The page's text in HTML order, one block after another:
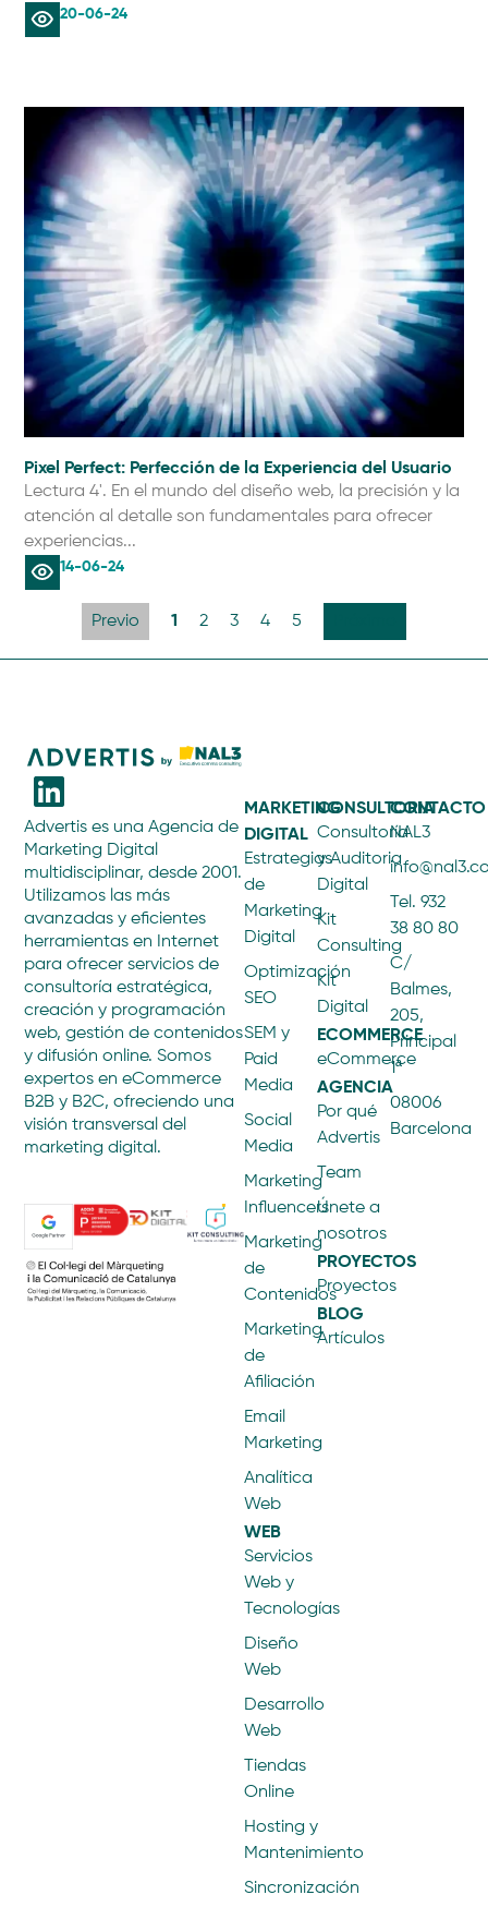
20-06-24
Pixel Perfect: Perfección de la Experiencia del Usuario
Lectura 4'. En el mundo del diseño web, la precisión y la
atención al detalle son fundamentales para ofrecer
experiencias...
14-06-24
Previo 1 2 3 4 5
Advertis es una Agencia de
Marketing Digital
multidisciplinar, desde 2001.
Utilizamos las más
avanzadas y eficientes
herramientas en Internet
para ofrecer servicios de
consultoría estratégica,
creación y programación
web, gestión de contenidos
y difusión online. Somos
expertos en eCommerce
B2B y B2C, ofreciendo una
visión transversal del
marketing digital.
MARKETING
DIGITAL
Estrategias
de
Marketing
Digital
Optimización
SEO
SEM y
Paid
Media
Social
Media
Marketing
Influencers
Marketing
de
Contenidos
Marketing
de
Afiliación
Email
Marketing
Analítica
Web
WEB
Servicios
Web y
Tecnologías
Diseño
Web
Desarrollo
Web
Tiendas
Online
Hosting y
Mantenimiento
Sincronización
CONSULTORIA
Consultoría
y Auditoria
Digital
Kit
Consulting
Kit
Digital
ECOMMERCE
eCommerce
AGENCIA
Por qué
Advertis
Team
Únete a
nosotros
PROYECTOS
Proyectos
BLOG
Artículos
CONTACTO
NAL3
Tel. 932
38 80 80
C/
Balmes,
205,
Principal
1ª
08006
Barcelona